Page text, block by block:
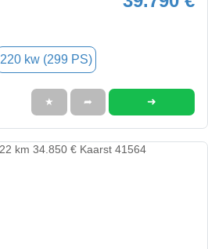
220 kw (299 PS)
★ ➦ ➜